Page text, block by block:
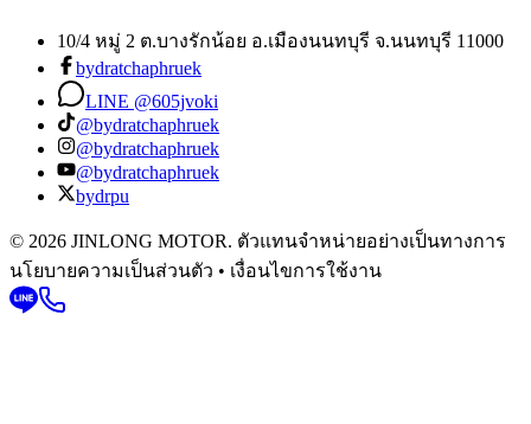
10/4 หมู่ 2 ต.บางรักน้อย อ.เมืองนนทบุรี จ.นนทบุรี 11000
bydratchaphruek
LINE @605jvoki
@bydratchaphruek
@bydratchaphruek
@bydratchaphruek
bydrpu
© 2026 JINLONG MOTOR. ตัวแทนจำหน่ายอย่างเป็นทางการ
นโยบายความเป็นส่วนตัว • เงื่อนไขการใช้งาน